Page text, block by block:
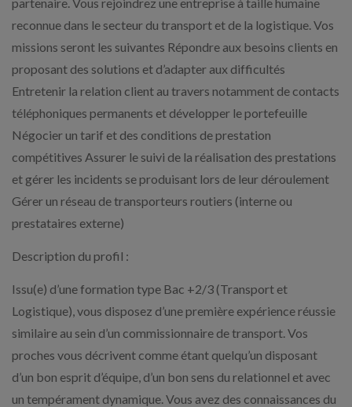
reconnue dans le secteur du transport et de la logistique. Vos
missions seront les suivantes Répondre aux besoins clients en
proposant des solutions et d’adapter aux difficultés
Entretenir la relation client au travers notamment de contacts
téléphoniques permanents et développer le portefeuille
Négocier un tarif et des conditions de prestation
compétitives Assurer le suivi de la réalisation des prestations
et gérer les incidents se produisant lors de leur déroulement
Gérer un réseau de transporteurs routiers (interne ou
prestataires externe)
Description du profil :
Issu(e) d’une formation type Bac +2/3 (Transport et
Logistique), vous disposez d’une première expérience réussie
similaire au sein d’un commissionnaire de transport. Vos
proches vous décrivent comme étant quelqu’un disposant
d’un bon esprit d’équipe, d’un bon sens du relationnel et avec
un tempérament dynamique. Vous avez des connaissances du